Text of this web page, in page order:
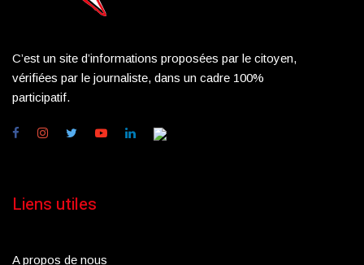
C’est un site d’informations proposées par le citoyen,
vérifiées par le journaliste, dans un cadre 100%
participatif.
Liens utiles
A propos de nous